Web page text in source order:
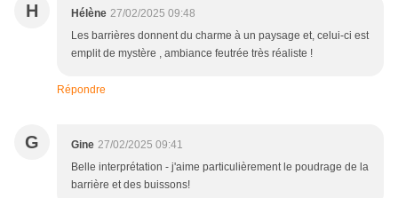
H Hélène 27/02/2025 09:48
Les barrières donnent du charme à un paysage et, celui-ci est
emplit de mystère , ambiance feutrée très réaliste !
Répondre
G Gine 27/02/2025 09:41
Belle interprétation - j'aime particulièrement le poudrage de la
barrière et des buissons!